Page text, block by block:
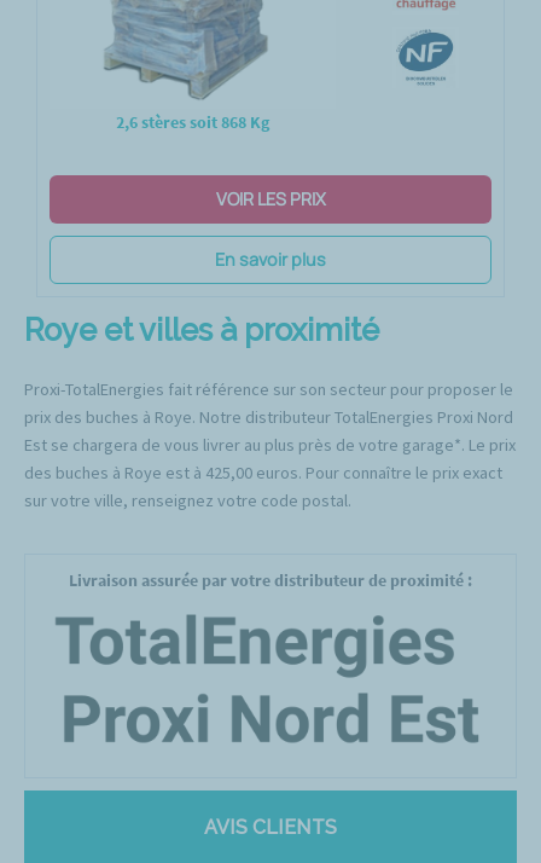
2,6 stères soit 868 Kg
VOIR LES PRIX
En savoir plus
Roye et villes à proximité
Proxi-TotalEnergies fait référence sur son secteur pour proposer le
prix des buches à Roye. Notre distributeur TotalEnergies Proxi Nord
Est se chargera de vous livrer au plus près de votre garage*. Le prix
des buches à Roye est à 425,00 euros. Pour connaître le prix exact
sur votre ville, renseignez votre code postal.
Livraison assurée par votre distributeur de proximité :
AVIS CLIENTS